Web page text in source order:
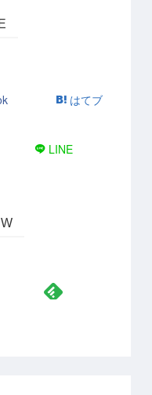
はてブ
LINE